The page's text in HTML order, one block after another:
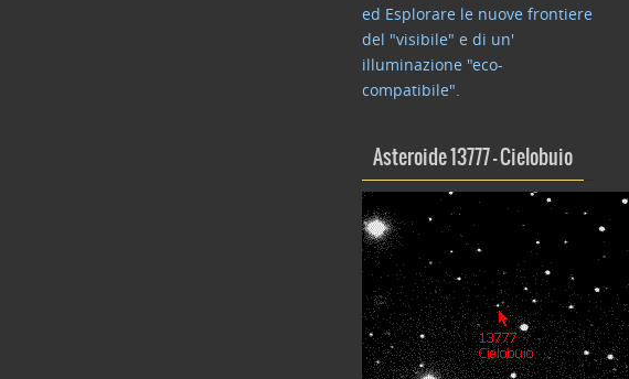
ed Esplorare le nuove frontiere
del "visibile" e di un'
illuminazione "eco-
compatibile".
Asteroide 13777 – Cielobuio